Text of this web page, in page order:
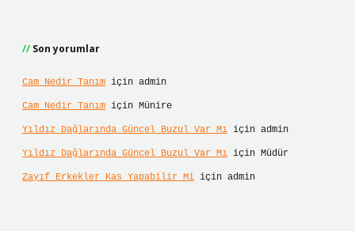
Son yorumlar
Cam Nedir Tanım için admin
Cam Nedir Tanım için Münire
Yıldız Dağlarında Güncel Buzul Var Mı için admin
Yıldız Dağlarında Güncel Buzul Var Mı için Müdür
Zayıf Erkekler Kas Yapabilir Mi için admin